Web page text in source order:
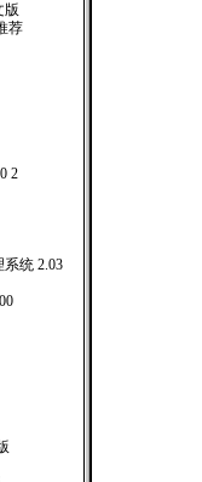
版
荐
2
统 2.03